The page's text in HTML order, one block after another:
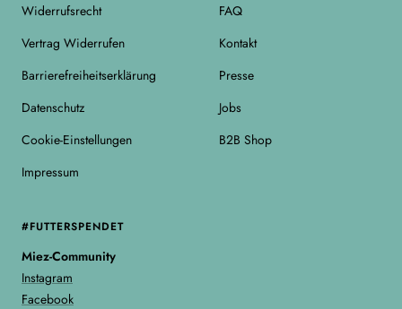
Widerrufsrecht
Vertrag Widerrufen
Barrierefreiheitserklärung
Datenschutz
Cookie-Einstellungen
Impressum
FAQ
Kontakt
Presse
Jobs
B2B Shop
#FUTTERSPENDET
Miez-Community
Instagram
Facebook